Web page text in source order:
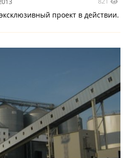
проект в действии.